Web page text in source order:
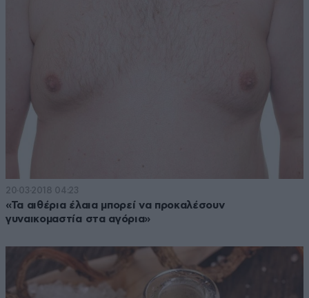
20·03·2018 04:23
«Τα αιθέρια έλαια μπορεί να προκαλέσουν
γυναικομαστία στα αγόρια»